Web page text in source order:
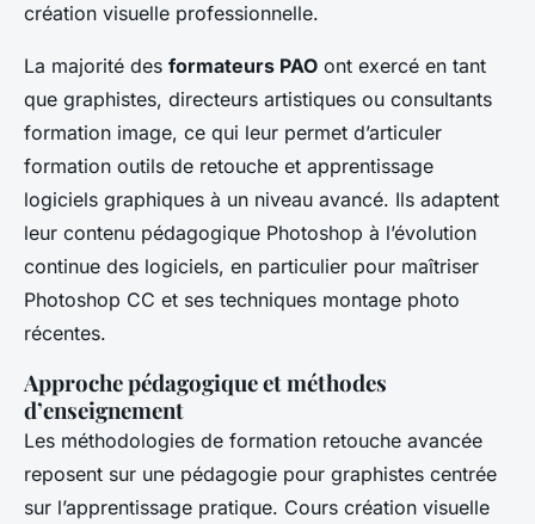
création visuelle professionnelle.
La majorité des formateurs PAO ont exercé en tant
que graphistes, directeurs artistiques ou consultants
formation image, ce qui leur permet d’articuler
formation outils de retouche et apprentissage
logiciels graphiques à un niveau avancé. Ils adaptent
leur contenu pédagogique Photoshop à l’évolution
continue des logiciels, en particulier pour maîtriser
Photoshop CC et ses techniques montage photo
récentes.
Approche pédagogique et méthodes
d’enseignement
Les méthodologies de formation retouche avancée
reposent sur une pédagogie pour graphistes centrée
sur l’apprentissage pratique. Cours création visuelle